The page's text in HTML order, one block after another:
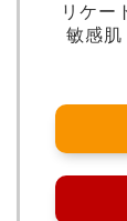
リケー
敏感肌